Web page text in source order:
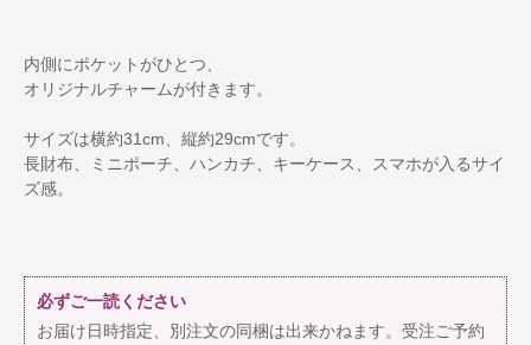
内側にポケットがひとつ、
オリジナルチャームが付きます。
サイズは横約31cm、縦約29cmです。
長財布、ミニポーチ、ハンカチ、キーケース、スマホが入るサイ
ズ感。
必ずご一読ください
お届け日時指定、別注文の同梱は出来かねます。受注ご予約